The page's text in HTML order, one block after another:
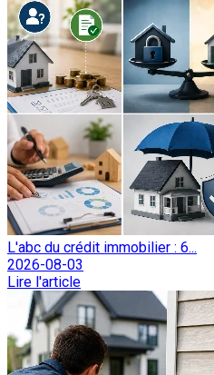
L'abc du crédit immobilier : 6...
2026-08-03
Lire l'article